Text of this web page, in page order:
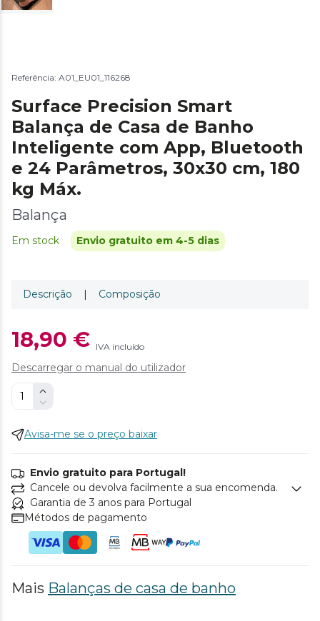
Referência: A01_EU01_116268
Surface Precision Smart
Balança de Casa de Banho
Inteligente com App, Bluetooth
e 24 Parâmetros, 30x30 cm, 180
kg Máx.
Balança
Em stock Envio gratuito em 4-5 dias
Descrição | Composição
18,90 € IVA incluído
Descarregar o manual do utilizador
Avisa-me se o preço baixar
Envio gratuito para Portugal!
Cancele ou devolva facilmente a sua encomenda.
Garantia de 3 anos para Portugal
Métodos de pagamento
Mais Balanças de casa de banho